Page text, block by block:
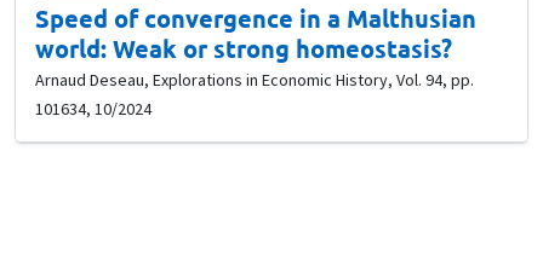
Speed of convergence in a Malthusian
world: Weak or strong homeostasis?
Arnaud Deseau, Explorations in Economic History, Vol. 94, pp.
101634, 10/2024